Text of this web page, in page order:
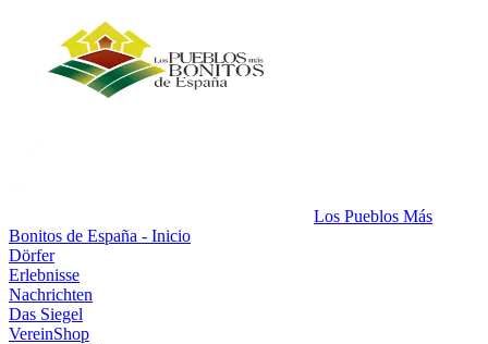
Los Pueblos Más
Bonitos de España - Inicio
Dörfer
Erlebnisse
Nachrichten
Das Siegel
VereinShop